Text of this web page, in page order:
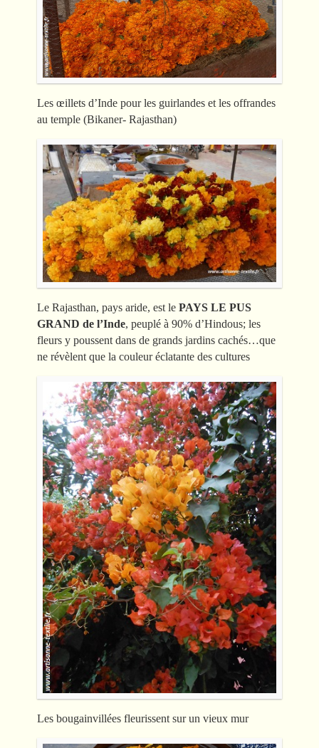
Les œillets d’Inde pour les guirlandes et les offrandes
au temple (Bikaner- Rajasthan)
Le Rajasthan, pays aride, est le PAYS LE PUS
GRAND de l’Inde, peuplé à 90% d’Hindous; les
fleurs y poussent dans de grands jardins cachés…que
ne révèlent que la couleur éclatante des cultures
Les bougainvillées fleurissent sur un vieux mur